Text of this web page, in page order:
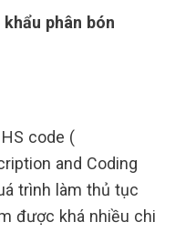
phân bón
code (
and Coding
trình làm thủ tục
được khá nhiều chi